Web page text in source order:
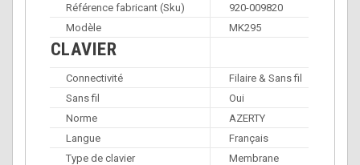
Référence fabricant (Sku)
920-009820
Modèle
MK295
CLAVIER
Connectivité
Filaire & Sans fil
Sans fil
Oui
Norme
AZERTY
Langue
Français
Type de clavier
Membrane